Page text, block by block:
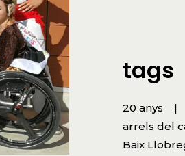
tags
20 anys
arrels del
Baix